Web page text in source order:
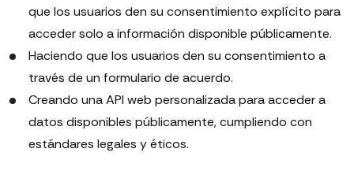
que los usuarios den su consentimiento explícito para
acceder solo a información disponible públicamente.
Haciendo que los usuarios den su consentimiento a
través de un formulario de acuerdo.
Creando una API web personalizada para acceder a
datos disponibles públicamente, cumpliendo con
estándares legales y éticos.